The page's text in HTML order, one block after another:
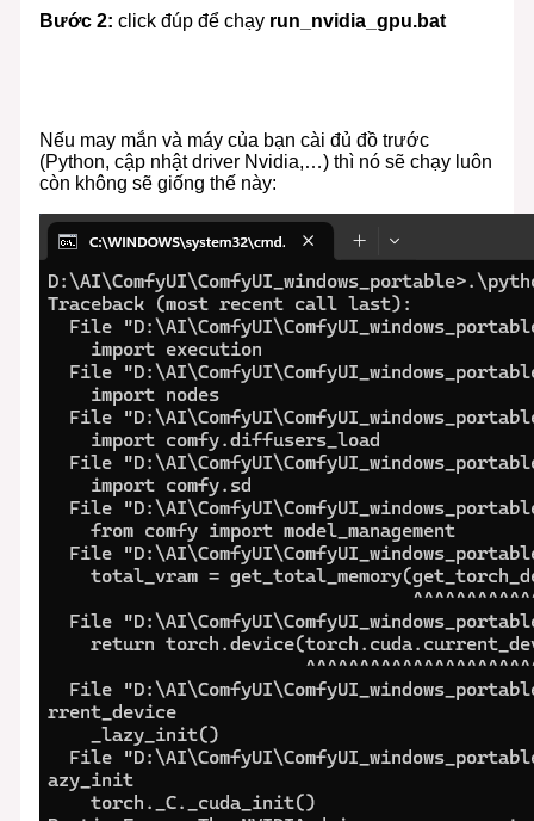
Bước 2: click đúp để chạy run_nvidia_gpu.bat
Nếu may mắn và máy của bạn cài đủ đồ trước
(Python, cập nhật driver Nvidia,…) thì nó sẽ chạy luôn
còn không sẽ giống thế này: